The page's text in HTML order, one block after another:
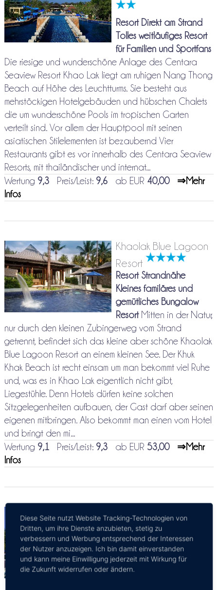
Resort Direkt am Strand
Tolles weitläufiges Resort
für Familien und Sportfans
Die riesige und wunderschöne Anlage des Centara
Seaview Resort Khao Lak liegt am ruhigen Nang Thong
Beach auf Höhe des Leuchtturms. Sie besteht aus
mehrstöckigen Hotelgebäuden und hübschen Chalets
die um wunderschöne Pools im tropischen Garten
verteilt sind. Vor allem der Hauptpool mit seinen
asiatischen Stilelementen ist bezaubernd Vier
Restaurants gibt es vor innerhalb des Centara Seaview
Resorts, mit thailändischer und internat...
Wertung 9,3 Preis/Leist: 9,6 ab EUR 40,00
⇒Mehr
Infos
Khaolak Blue Lagoon
Resort
Resort Strandnähe
Kleines familäres und
gemütliches Bungalow
ResortMitten in der Natur,
nur durch den kleinen Zubingerweg vom Strand
getrennt, befindet sich das kleine aber schöne Khaolak
Blue Lagoon Resort an einem kleinen See. Der Khuk
Khak Beach ist recht einsam um man bekommt viel Ruhe
und, was es in Khao Lak eigentlich nicht gibt,
Liegestühle. Denn Hotels dürfen keine solchen
Sitzgelegenheiten aufbauen, der Gast darf aber seinen
eigenen mitbringen. Also bekommt man einen vom Hotel
und bringt den mi...
Wertung 9,1 Preis/Leist: 9,3 ab EUR 53,00
⇒Mehr
Infos
Resort
Resort Direkt am Strand
Sehr ansprechendes und
günstiges Thai-Style
Diese Seite nutzt Website Tracking-Technologien von
Dritten, um ihre Dienste anzubieten, stetig zu
verbessern und Werbung entsprechend der Interessen
der Nutzer anzuzeigen. Ich bin damit einverstanden
und kann meine Einwilligung jederzeit mit Wirkung für
die Zukunft widerrufen oder ändern.